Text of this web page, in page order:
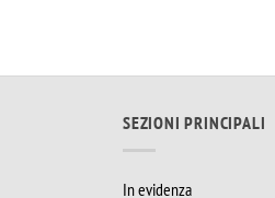
SEZIONI PRINCIPALI
In evidenza